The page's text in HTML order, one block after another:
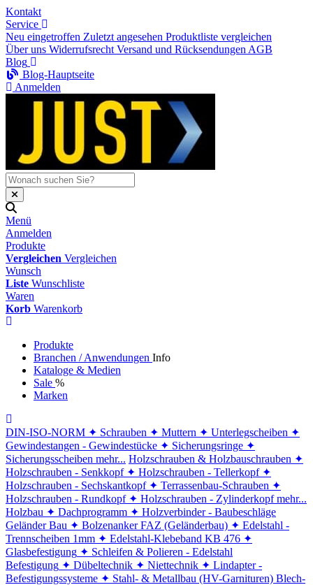
Kontakt
Service
Neu eingetroffen Zuletzt angesehen Produktliste vergleichen
Über uns Widerrufsrecht Versand und Rücksendungen AGB
Blog
Blog-Hauptseite
Anmelden
Menü
Anmelden
Produkte
Vergleichen Vergleichen
Wunsch
Liste Wunschliste
Waren
Korb Warenkorb
Produkte
Branchen / Anwendungen Info
Kataloge & Medien
Sale %
Marken
DIN-ISO-NORM ✦ Schrauben ✦ Muttern ✦ Unterlegscheiben ✦
Gewindestangen - Gewindestücke ✦ Sicherungsringe ✦
Sicherungsscheiben mehr... Holzschrauben & Holzbauschrauben ✦
Holzschrauben - Senkkopf ✦ Holzschrauben - Tellerkopf ✦
Holzschrauben - Sechskantkopf ✦ Terrassenbau-Schrauben ✦
Holzschrauben - Rundkopf ✦ Holzschrauben - Zylinderkopf mehr...
Holzbau ✦ Dachprogramm ✦ Holzverbinder - Baubeschläge
Geländer Bau ✦ Bolzenanker FAZ (Geländerbau) ✦ Edelstahl -
Trennscheiben 1mm ✦ Edelstahl-Klebeband KB 476 ✦
Glasbefestigung ✦ Schleifen & Polieren - Edelstahl
Befestigung ✦ Dübeltechnik ✦ Niettechnik ✦ Lindapter -
Befestigungssysteme ✦ Stahl- & Metallbau (HV-Garnituren) Blech-